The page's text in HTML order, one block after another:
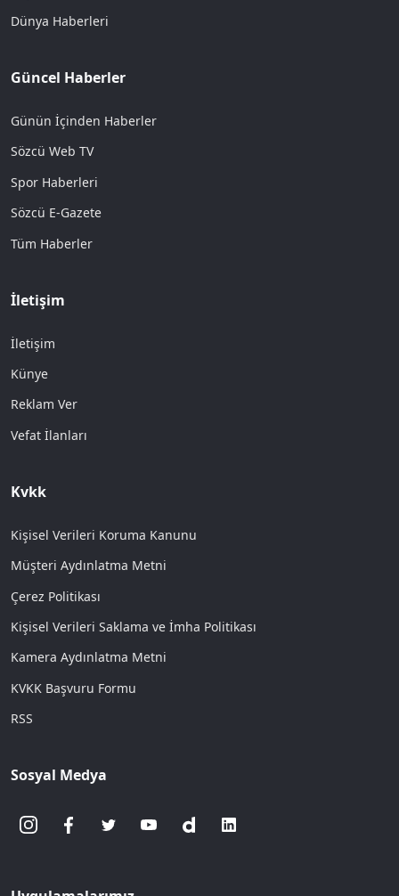
Dünya Haberleri
Güncel Haberler
Günün İçinden Haberler
Sözcü Web TV
Spor Haberleri
Sözcü E-Gazete
Tüm Haberler
İletişim
İletişim
Künye
Reklam Ver
Vefat İlanları
Kvkk
Kişisel Verileri Koruma Kanunu
Müşteri Aydınlatma Metni
Çerez Politikası
Kişisel Verileri Saklama ve İmha Politikası
Kamera Aydınlatma Metni
KVKK Başvuru Formu
RSS
Sosyal Medya